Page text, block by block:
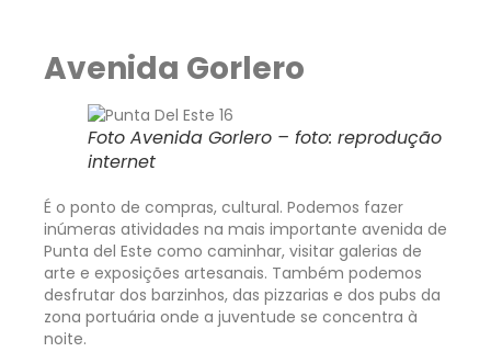
Avenida Gorlero
Foto Avenida Gorlero – foto: reprodução
internet
É o ponto de compras, cultural. Podemos fazer
inúmeras atividades na mais importante avenida de
Punta del Este como caminhar, visitar galerias de
arte e exposições artesanais. Também podemos
desfrutar dos barzinhos, das pizzarias e dos pubs da
zona portuária onde a juventude se concentra à
noite.